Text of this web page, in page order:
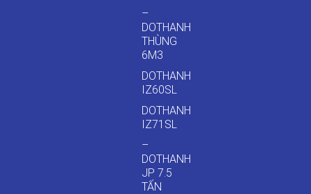
–
DOTHANH
THÙNG
6M3
DOTHANH
IZ60SL
DOTHANH
IZ71SL
–
DOTHANH
JP 7.5
TẤN